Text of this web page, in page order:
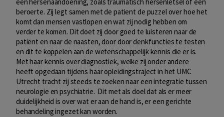
beroerte. Zij legt samen met de patient de puzzel over hoe het
komt dan mensen vastlopen en wat zij nodig hebben om
verder te komen. Dit doet zij door goed te luisteren naar de
patiënt en naar de naasten, door door denkfuncties te testen
en dit te koppelen aan de wetenschappelijk kennis die er is.
Met haar kennis over diagnostiek, welke zij onder andere
heeft opgedaan tijdens haar opleidingstraject in het UMC
Utrecht tracht zij steeds te zoeken naar een integratie tussen
neurologie en psychiatrie. Dit met als doel dat als er meer
duidelijkheid is over wat er aan de hand is, er een gerichte
behandeling ingezet kan worden.